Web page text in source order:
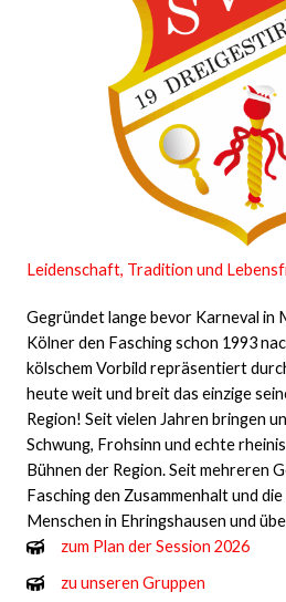
Leidenschaft, Tradition und
Gegründet lange bevor Karneval in
Kölner den Fasching schon 1993
kölschem Vorbild repräsentiert
heute weit und breit das einzige
Region! Seit vielen Jahren bringen
Schwung, Frohsinn und echte
Bühnen der Region. Seit mehreren
Fasching den Zusammenhalt und
Menschen in Ehringshausen und
zum Plan der Session 2026
zu unseren Gruppen